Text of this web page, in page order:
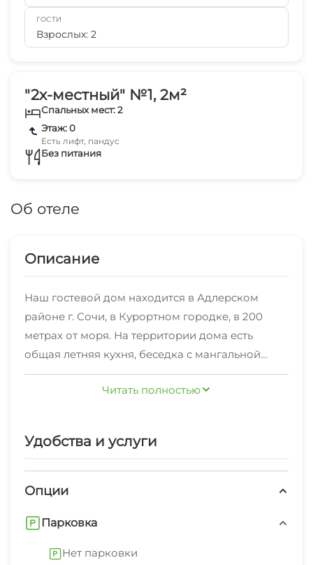
"2х-местный" №1, 2м²
Спальных мест: 2
Этаж: 0
Есть лифт, пандус
Без питания
Об отеле
Описание
Наш гостевой дом находится в Адлерском
районе г. Сочи, в Курортном городке, в 200
метрах от моря. На территории дома есть
общая летняя кухня, беседка с мангальной
площадкой, парковка на несколько машин. На
территории расположен продуктовый магазин.
парк отдыха с детской площадкой, пансионат
курсовку и поправить свое здоровье. Рядом с
качественного и комфортного отдыха:
океанариум, парковая зона санаторно-
Читать полностью
Удобства и услуги
Опции
Парковка
Нет парковки
ГОСТИ
Взрослых: 2